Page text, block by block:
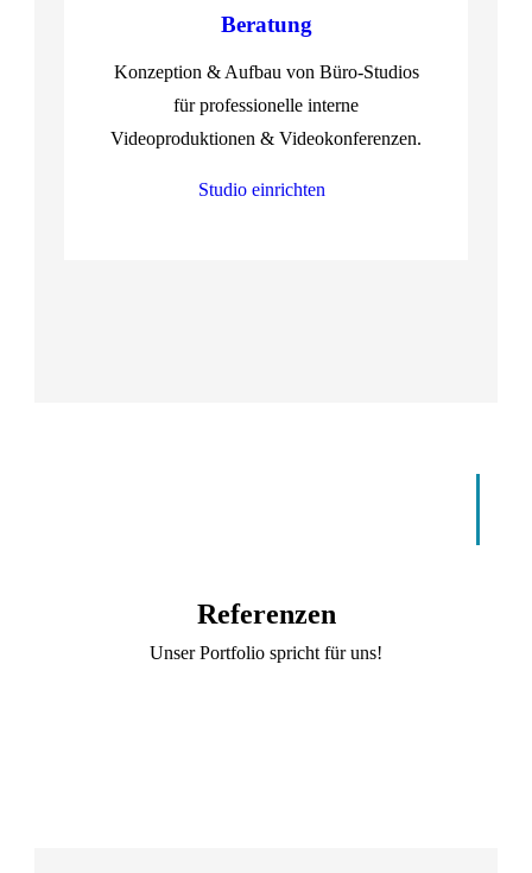
Beratung
Konzeption & Aufbau von Büro-Studios
für professionelle interne
Videoproduktionen & Videokonferenzen.
Studio einrichten
Referenzen
Unser Portfolio spricht für uns!